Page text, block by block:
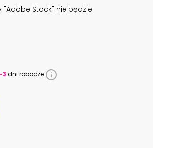
"Adobe Stock" nie będzie
3 dni robocze